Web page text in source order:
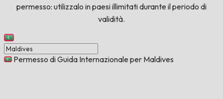
permesso: utilizzalo in paesi illimitati durante il periodo di
validità.
Permesso di Guida Internazionale per Maldives